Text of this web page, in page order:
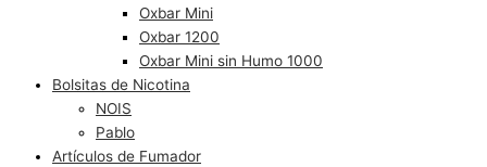
Oxbar Mini
Oxbar 1200
Oxbar Mini sin Humo 1000
Bolsitas de Nicotina
NOIS
Pablo
Artículos de Fumador